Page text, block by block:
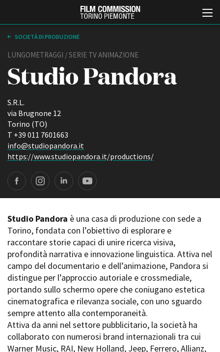
ABOUT
Chi siamo
Storia della Fondazione
Partner
Rete regionale
Bilancio sociale
Amministrazione
trasparente
Bandi e gare
Sostenibilità ambientale
SERVIZI
Servizi generali
Location scouting
Spazi nella sede FCTP
EVENTI, SPECIALI
Guarda che storia!
La Grazia - Immagini e
location della Torino di Paolo
Sorrentino
Open Day
Ciak in TOur!
FESTIVAL, MARKETS,
AWARDS
International Film Festival
Rotterdam
Berlinale Internationalen
Filmfestspiele Berlin
SOCIETÀ DI PRODUZIONE
LUNGOMETRAGGI / SERIE TV ANIMAZIONE
Studio Pandora
S.R.L.
via Brugnone 12
Torino (TO)
T +39 011 7601663
info@studiopandora.it
https://www.studiopandora.it/productions/
Studio Pandora è una casa di produzione con sede a
Torino, fondata con l’obiettivo di esplorare e
raccontare storie capaci di unire ricerca visiva,
profondità narrativa e innovazione linguistica. Attiva nel
campo del documentario e dell’animazione, Pandora si
distingue per l’approccio autoriale e crossmediale,
portando sullo schermo opere che coniugano estetica
cinematografica e rilevanza sociale, con uno sguardo
sempre attento alla contemporaneità.
Attiva da anni nel settore pubblicitario, la società ha
collaborato con numerosi brand internazionali tra cui
Warner Music, RAI, New Holland, Jeep, Ferrero, Allianz,